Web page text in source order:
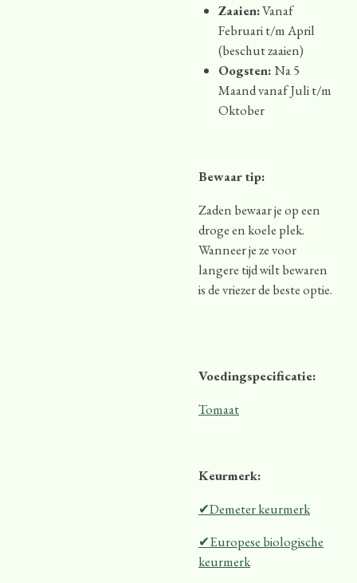
Zaaien:Vanaf
Februari t/m April
(beschut zaaien)
Oogsten:Na 5
Maand vanaf Juli t/m
Oktober
Bewaar tip:
Zaden bewaar je op een
droge en koele plek.
Wanneer je ze voor
langere tijd wilt bewaren
is de vriezer de beste optie.
Voedingspecificatie:
Tomaat
Keurmerk:
✔Demeter keurmerk
✔Europese biologische
keurmerk